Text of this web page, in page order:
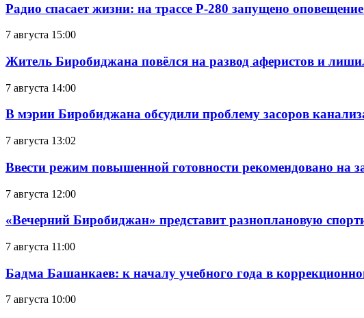
Радио спасает жизни: на трассе Р-280 запущено
7 августа 15:00
Житель Биробиджана повёлся на развод аферистов и
7 августа 14:00
В мэрии Биробиджана обсудили проблему засоров
7 августа 13:02
Ввести режим повышенной готовности рекомендовано на
7 августа 12:00
«Вечерний Биробиджан» представит разноплановую
7 августа 11:00
Бадма Башанкаев: к началу учебного года в
7 августа 10:00